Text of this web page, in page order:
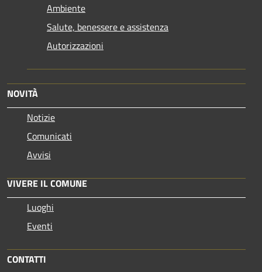
Ambiente
Salute, benessere e assistenza
Autorizzazioni
NOVITÀ
Notizie
Comunicati
Avvisi
VIVERE IL COMUNE
Luoghi
Eventi
CONTATTI